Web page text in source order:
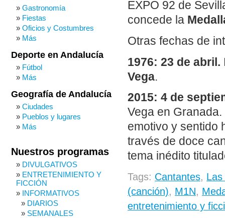
EXPO 92 de
concede la
Otras fechas de
1976: 23 de abril.
Vega.
2015: 4 de
Vega en
emotivo y sentido
través de doce
tema inédito
Tags: Cantantes,
(canción), M1N,
entretenimiento y
Gastronomía
Fiestas
Oficios y Costumbres
Más
Deporte en Andalucía
Fútbol
Más
Geografía de Andalucía
Ciudades
Pueblos y lugares
Más
Nuestros programas
DIVULGATIVOS
ENTRETENIMIENTO Y
FICCIÓN
INFORMATIVOS
DIARIOS
SEMANALES